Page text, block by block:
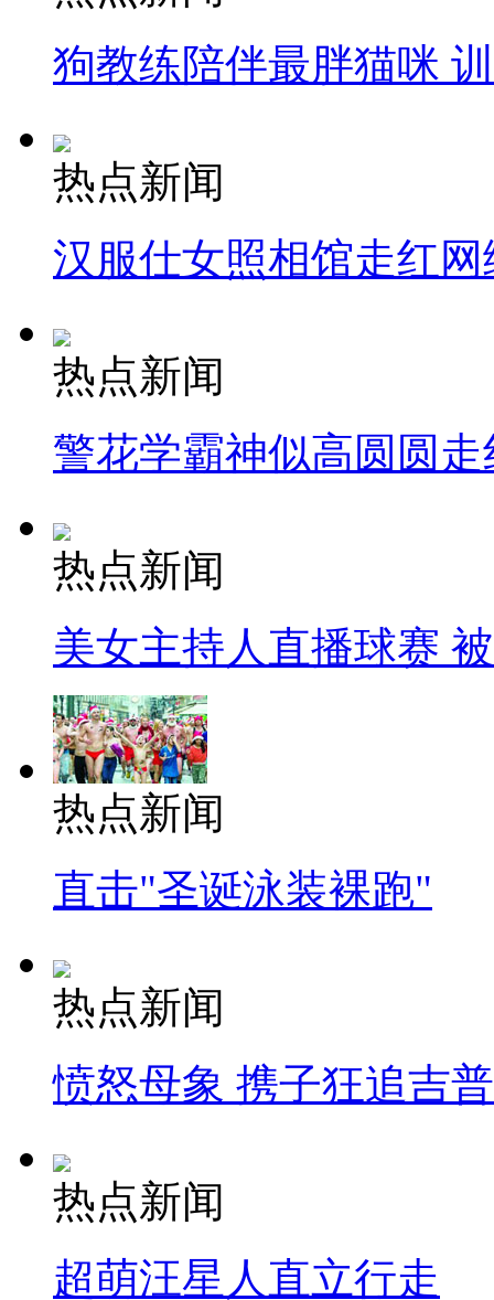
狗教练陪伴最胖猫咪
热点新闻
汉服仕女照相馆走红网
热点新闻
警花学霸神似高圆圆走
热点新闻
美女主持人直播球赛
热点新闻
直击"圣诞泳装裸跑"
热点新闻
愤怒母象 携子狂追吉
热点新闻
超萌汪星人直立行走